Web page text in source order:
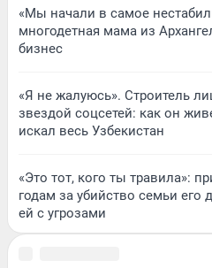
«Мы начали в самое
многодетная мама из
бизнес
«Я не жалуюсь». Строитель
звездой соцсетей: как он
искал весь Узбекистан
«Это тот, кого ты травила»:
годам за убийство семьи его
ей с угрозами